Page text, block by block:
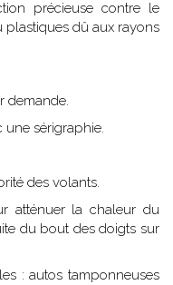
précieuse contre le
dû aux rayons
demande.
sérigraphie.
des volants.
atténuer la chaleur du
du bout des doigts sur
: autos tamponneuses